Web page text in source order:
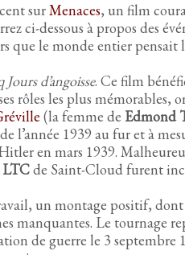
surMenaces, un film
ci-dessous à propos des
que le monde entier
Jours d’angoisse. Ce film
rôles les plus mémorables,
(la femme de Edmond
l’année 1939 au fur et à
en mars 1939.
LTCde Saint-Cloud furent
un montage positif, dont
manquantes. Le tournage
de guerre le 3 septembre